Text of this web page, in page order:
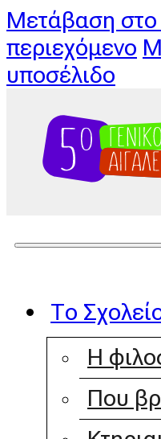
Μετάβαση στο
περιεχόμενο
υποσέλιδο
Το
Η
Που